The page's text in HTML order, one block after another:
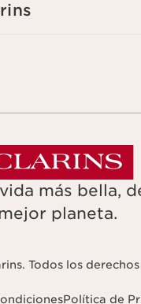
más bella,
planeta.
Todos los
Política de